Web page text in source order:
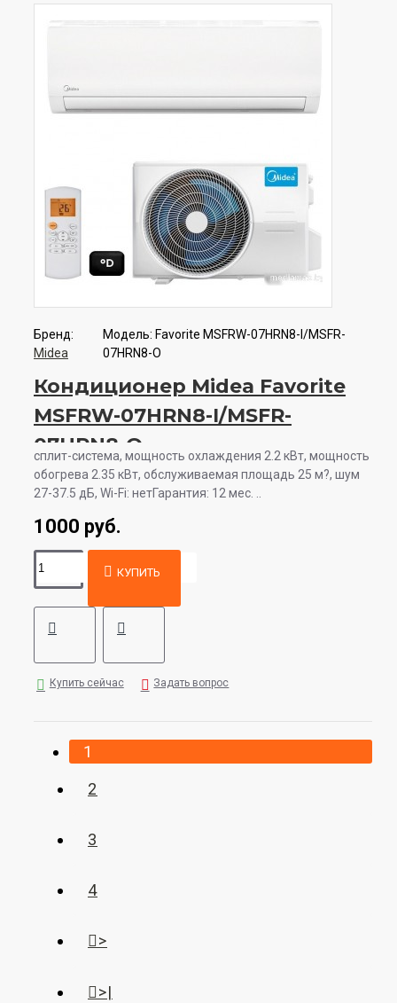
Бренд:
Midea
Модель: Favorite MSFRW-07HRN8-I/MSFR-
07HRN8-O
Кондиционер Midea Favorite
MSFRW-07HRN8-I/MSFR-
07HRN8-O
сплит-система, мощность охлаждения 2.2 кВт, мощность
обогрева 2.35 кВт, обслуживаемая площадь 25 м?, шум
27-37.5 дБ, Wi-Fi: нетГарантия: 12 мес. ..
1000 руб.
КУПИТЬ
Купить сейчас Задать вопрос
1
2
3
4
>
>|